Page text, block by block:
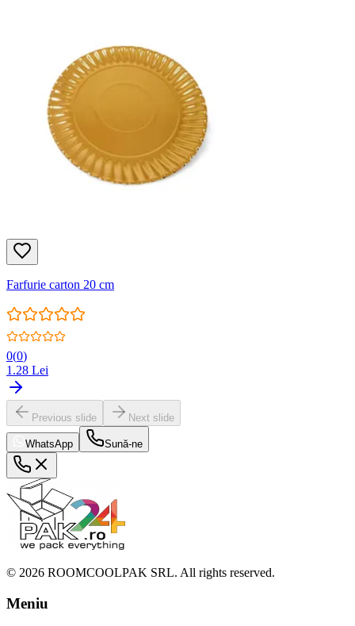
Farfurie carton 20 cm
0(0)
1.28 Lei
Previous slide Next slide
WhatsApp Sună-ne
© 2026 ROOMCOOLPAK SRL. All rights reserved.
Meniu